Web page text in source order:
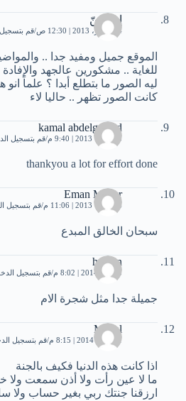
إحداهنّ
4 سبتمبر، 2013 | 12:30 ص قم بتسجيل
الموقع جميل ومفيد جدا ..
للغاية .. مشكورين عالجهد
ليه الصور ما بتطلع أبدا ؟ علماً
كانت الصور تظهر .. حاليا لاء
kamal abdelgawad
3 أكتوبر، 2013 | 9:40 م قم بتسجيل
thankyou a lot for effort done
Eman Maher
4 أكتوبر، 2013 | 11:06 م قم بتسجيل
سبحان الخالق المبدع
hassan
5 يناير، 2014 | 8:02 م قم بتسجيل
جميلة جدا مثل شجرة الام
Manal
21 يناير، 2014 | 8:15 م قم بتسجيل
اذا كانت هذه الدنيا فكيف بالجنة
ما لا عين رأت ولا أذن سمعت
ارزقنا جنتك ربي بغير حساب ولا